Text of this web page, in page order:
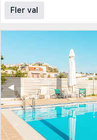
Fler val
◀︎